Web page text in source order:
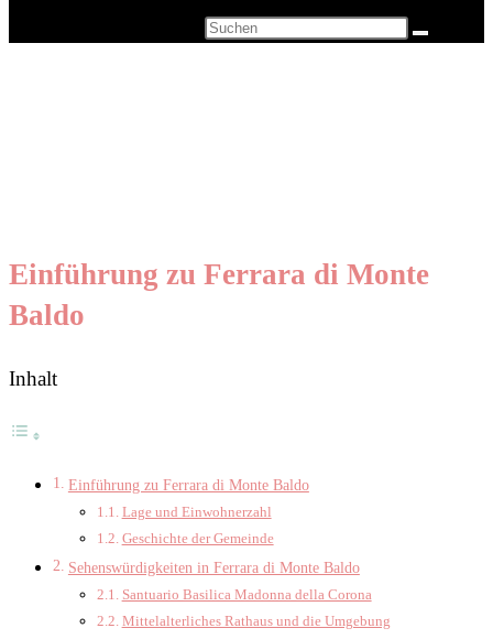
Einführung zu Ferrara di Monte
Baldo
Inhalt
Einführung zu Ferrara di Monte Baldo
Lage und Einwohnerzahl
Geschichte der Gemeinde
Sehenswürdigkeiten in Ferrara di Monte Baldo
Santuario Basilica Madonna della Corona
Mittelalterliches Rathaus und die Umgebung